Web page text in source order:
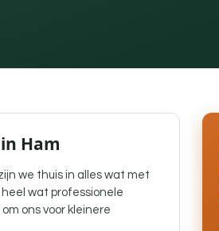
Ham
we thuis in alles wat met
wat professionele
ons voor kleinere